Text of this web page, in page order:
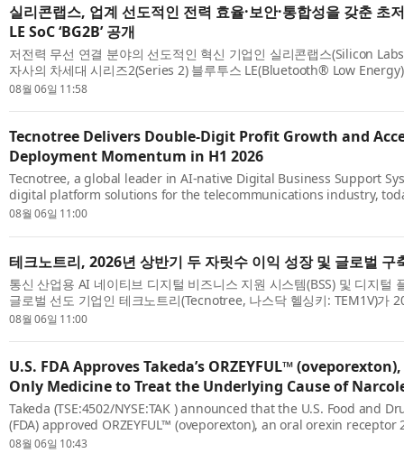
실리콘랩스, 업계 선도적인 전력 효율·보안·통합성을 갖춘 초
LE SoC ‘BG2B’ 공개
저전력 무선 연결 분야의 선도적인 혁신 기업인 실리콘랩스(Silicon
자사의 차세대 시리즈2(Series 2) 블루투스 LE(Bluetooth® Low
‘BG2B’를 발표했다. BG2B는 업계 최고 수준의 전력 효율, 보안 및 통합
08월 06일 11:58
Tecnotree Delivers Double-Digit Profit Growth and
Deployment Momentum in H1 2026
Tecnotree, a global leader in AI-native Digital Business Support
digital platform solutions for the telecommunications industry,
financial results for the first half of 2026. The company delivered
08월 06일 11:00
테크노트리, 2026년 상반기 두 자릿수 이익 성장 및 글로벌 구
통신 산업용 AI 네이티브 디지털 비즈니스 지원 시스템(BSS) 및 디지털
글로벌 선도 기업인 테크노트리(Tecnotree, 나스닥 헬싱키: TEM1V)가
실적을 발표했다. 테크노트리는 모든 주요 재무 지표에서 성장과 함께
08월 06일 11:00
U.S. FDA Approves Takeda’s ORZEYFUL™
Only Medicine to Treat the Underlying Cause of
Takeda (TSE:4502/NYSE:TAK ) announced that the U.S. Food and
(FDA) approved ORZEYFUL™ (oveporexton), an oral orexin receptor
for the treatment of narcolepsy type 1 (NT1, narcolepsy with
08월 06일 10:43